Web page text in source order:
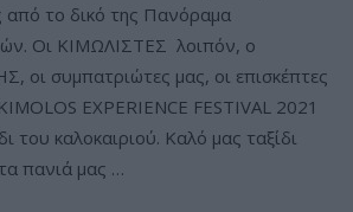
από το δικό της Πανόραμα
Οι ΚΙΜΩΛΙΣΤΕΣ λοιπόν, ο
οι συμπατριώτες μας, οι επισκέπτες
EXPERIENCE FESTIVAL 2021
του καλοκαιριού. Καλό μας ταξίδι
πανιά μας …